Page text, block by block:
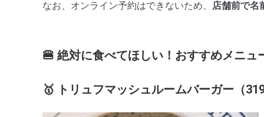
なお、オンライン予約はできないため、 店舗前で名
🍔 絶対に食べてほしい！おすすめメニュ
🥇 トリュフマッシュルームバーガー（